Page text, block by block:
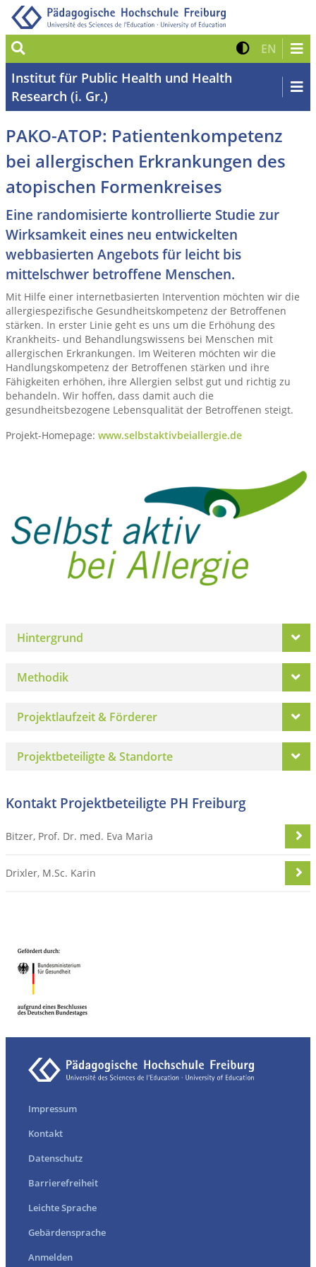
Suche Kontrast
EN Zur
Institut für Public Health und Health
Research (i. Gr.)
PAKO-ATOP: Patientenkompetenz
bei allergischen Erkrankungen des
atopischen Formenkreises
Eine randomisierte kontrollierte Studie zur
Wirksamkeit eines neu entwickelten
webbasierten Angebots für leicht bis
mittelschwer betroffene Menschen.
Mit Hilfe einer internetbasierten Intervention möchten wir die
allergiespezifische Gesundheitskompetenz der Betroffenen
stärken. In erster Linie geht es uns um die Erhöhung des
Krankheits‐ und Behandlungswissens bei Menschen mit
allergischen Erkrankungen. Im Weiteren möchten wir die
Handlungskompetenz der Betroffenen stärken und ihre
Fähigkeiten erhöhen, ihre Allergien selbst gut und richtig zu
behandeln. Wir hoffen, dass damit auch die
gesundheitsbezogene Lebensqualität der Betroffenen steigt.
Projekt-Homepage: www.selbstaktivbeiallergie.de
Hintergrund
Methodik
Projektlaufzeit & Förderer
Projektbeteiligte & Standorte
Kontakt Projektbeteiligte PH Freiburg
Bitzer, Prof. Dr. med. Eva Maria
Drixler, M.Sc. Karin
Impressum
Kontakt
Datenschutz
Barrierefreiheit
Leichte Sprache
Gebärdensprache
Anmelden